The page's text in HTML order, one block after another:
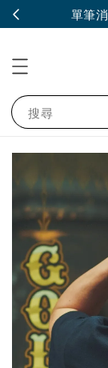
單筆
搜尋